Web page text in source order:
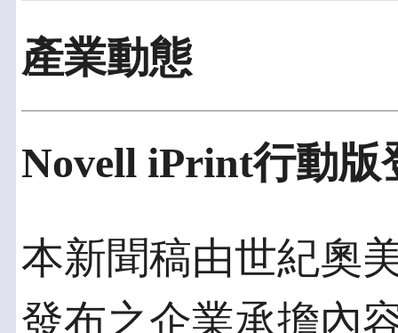
產業動態
Novell iPrint行動版
本新聞稿由世紀奧
發布之企業承擔內